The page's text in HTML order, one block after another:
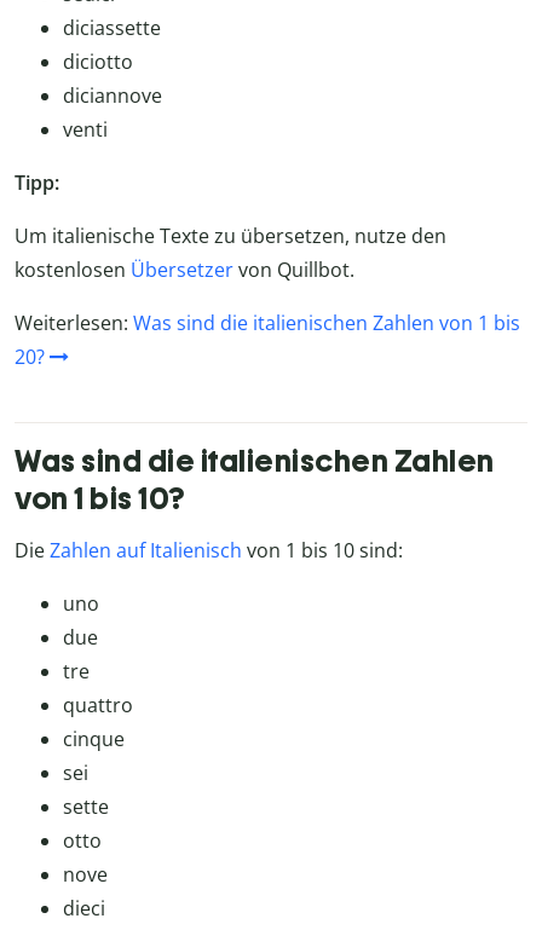
diciassette
diciotto
diciannove
venti
Tipp:
Um italienische Texte zu übersetzen, nutze den
kostenlosen Übersetzervon Quillbot.
Weiterlesen: Was sind die italienischen Zahlen von 1 bis
20?
Was sind die italienischen Zahlen
von 1 bis 10?
DieZahlen auf Italienisch von 1 bis 10 sind:
uno
due
tre
quattro
cinque
sei
sette
otto
nove
dieci